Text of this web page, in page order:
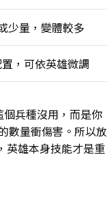
少量，變體較多
，可依英雄微調
兵種沒用，而是你
數量衝傷害。所以放
英雄本身技能才是重